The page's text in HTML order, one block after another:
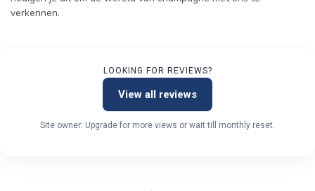
verkennen.
LOOKING FOR REVIEWS?
View all reviews
Site owner: Upgrade for more views or wait till monthly reset.